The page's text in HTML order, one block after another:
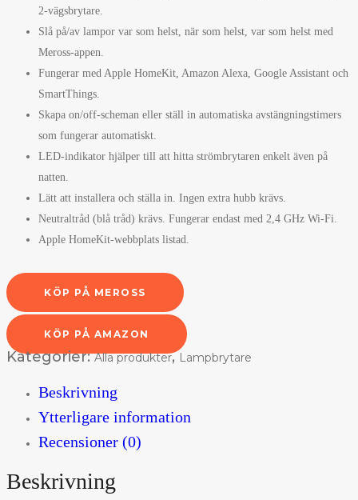
2-vägsbrytare.
Slå på/av lampor var som helst, när som helst, var som helst med
Meross-appen.
Fungerar med Apple HomeKit, Amazon Alexa, Google Assistant och
SmartThings.
Skapa on/off-scheman eller ställ in automatiska avstängningstimers
som fungerar automatiskt.
LED-indikator hjälper till att hitta strömbrytaren enkelt även på
natten.
Lätt att installera och ställa in. Ingen extra hubb krävs.
Neutraltråd (blå tråd) krävs. Fungerar endast med 2,4 GHz Wi-Fi.
Apple HomeKit-webbplats listad.
KÖP PÅ MEROSS
KÖP PÅ AMAZON
Kategorier:Alla produkter, Lampbrytare
Beskrivning
Ytterligare information
Recensioner (0)
Beskrivning